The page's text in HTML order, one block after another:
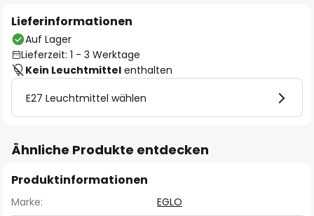
Lieferinformationen
Auf Lager
Lieferzeit: 1 - 3 Werktage
Kein Leuchtmittel enthalten
E27 Leuchtmittel wählen
Ähnliche Produkte entdecken
Produktinformationen
Marke:
EGLO